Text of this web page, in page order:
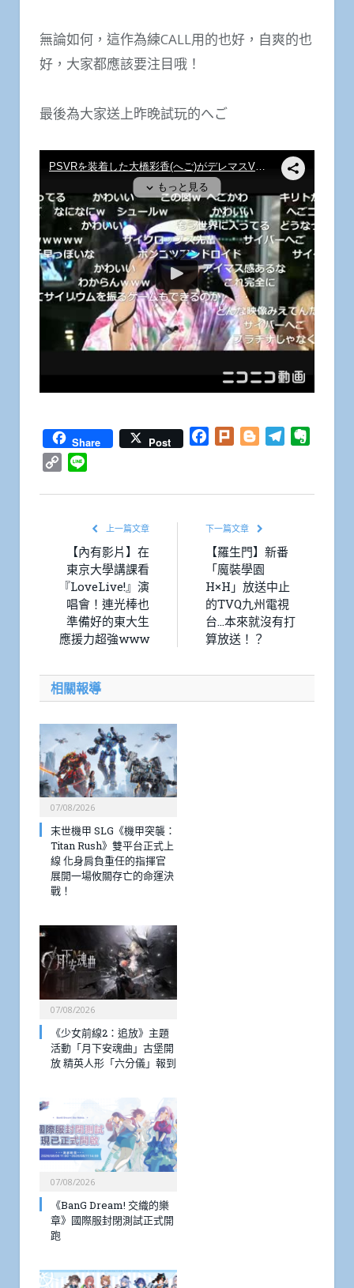
無論如何，這作為練CALL用的也好，自爽的也
好，大家都應該要注目哦！
最後為大家送上昨晚試玩的へご
Share Post Facebook
Plurk BloggerTelegram
Copy
上一篇文章
【內有影片】在
東京大學講課看
『LoveLive!』演
唱會！連光棒也
準備好的東大生
應援力超強www
下一篇文章
【羅生門】新番
「魔裝學園
H×H」放送中止
的TVQ九州電視
台…本來就沒有打
算放送！？
相關報導
07/08/2026
末世機甲 SLG《機甲突襲：
Titan Rush》雙平台正式上
線 化身肩負重任的指揮官
展開一場攸關存亡的命運決
戰！
07/08/2026
《少女前線2：追放》主題
活動「月下安魂曲」古堡開
放 精英人形「六分儀」報到
07/08/2026
《BanG Dream! 交織的樂
章》國際服封閉測試正式開
跑